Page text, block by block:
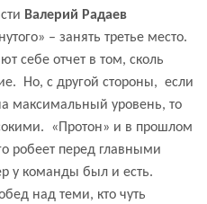
Валерий Радаев
– занять третье место.
себе отчет в том, сколь
Но, с другой стороны, если
максимальный уровень, то
«Протон» и в прошлом
робеет перед главными
у команды был и есть.
над теми, кто чуть